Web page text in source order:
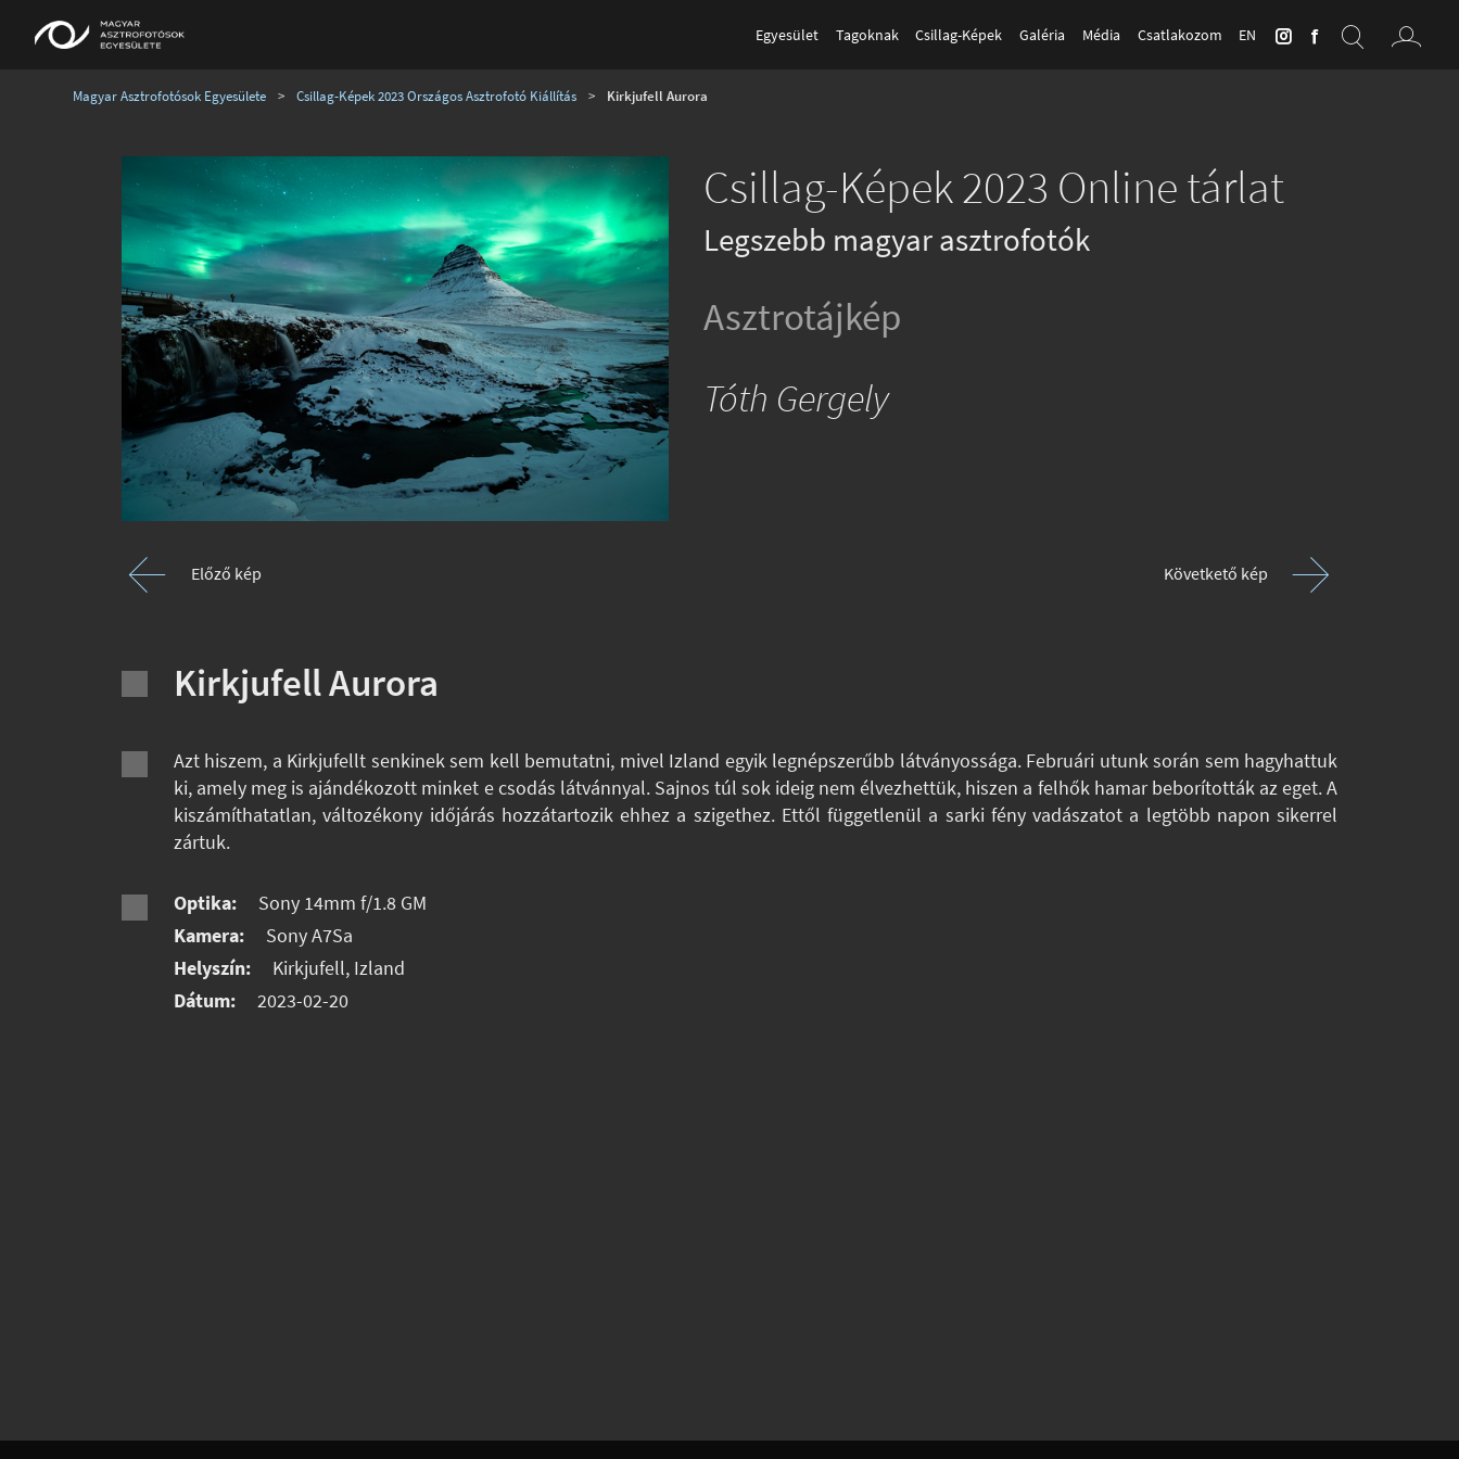
Egyesület Tagoknak Csillag-Képek Galéria Média Csatlakozom EN
Magyar Asztrofotósok Egyesülete > Csillag-Képek 2023 Országos Asztrofotó Kiállítás > Kirkjufell Aurora
Csillag-Képek 2023 Online tárlat
Legszebb magyar asztrofotók
Asztrotájkép
Tóth Gergely
Előző kép Követkető kép
Kirkjufell Aurora
Azt hiszem, a Kirkjufellt senkinek sem kell bemutatni, mivel Izland egyik legnépszerűbb látványossága. Februári utunk során sem hagyhattuk
ki, amely meg is ajándékozott minket e csodás látvánnyal. Sajnos túl sok ideig nem élvezhettük, hiszen a felhők hamar beborították az eget. A
kiszámíthatatlan, változékony időjárás hozzátartozik ehhez a szigethez. Ettől függetlenül a sarki fény vadászatot a legtöbb napon sikerrel
zártuk.
Optika:
Sony 14mm f/1.8 GM
Kamera:
Sony A7Sa
Helyszín:
Kirkjufell, Izland
Dátum:
2023-02-20